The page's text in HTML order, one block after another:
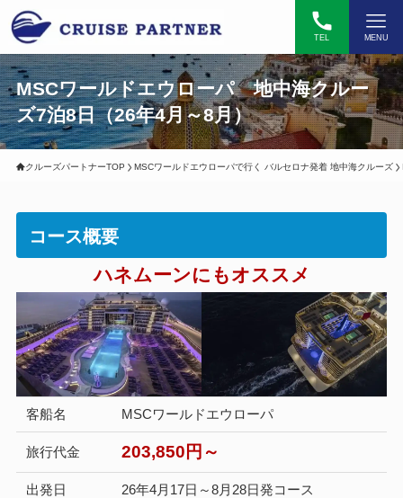
TEL MENU
MSCワールドエウローパ 地中海クルー
ズ7泊8日（26年4月～8月）
クルーズパートナーTOP MSCワールドエウローパで行く バルセロナ発着 地中海クルーズ
コース概要
ハネムーンにもオススメ
客船名 MSCワールドエウローパ
旅行代金 203,850円～
出発日 26年4月17日～8月28日発コース